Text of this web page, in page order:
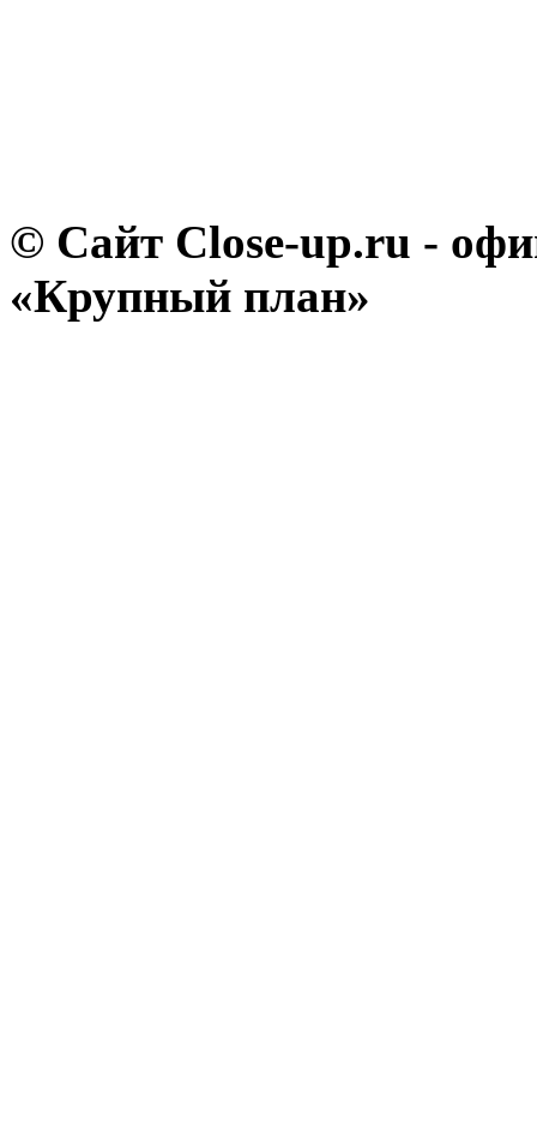
© Сайт Close-up.ru -
«Крупный план»